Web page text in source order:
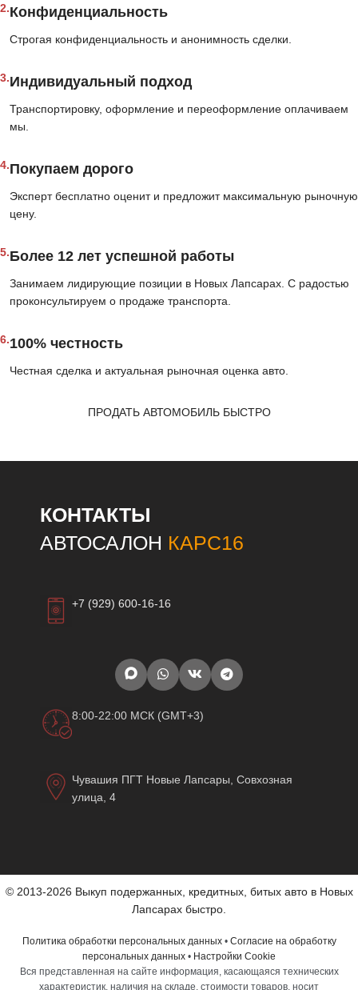
2.Конфиденциальность
Строгая конфиденциальность и анонимность сделки.
3.Индивидуальный подход
Транспортировку, оформление и переоформление оплачиваем
мы.
4.Покупаем дорого
Эксперт бесплатно оценит и предложит максимальную рыночную
цену.
5.Более 12 лет успешной работы
Занимаем лидирующие позиции в Новых Лапсарах. С радостью
проконсультируем о продаже транспорта.
6.100% честность
Честная сделка и актуальная рыночная оценка авто.
ПРОДАТЬ АВТОМОБИЛЬ БЫСТРО
КОНТАКТЫ
АВТОСАЛОН КАРС16
+7 (929) 600-16-16
8:00-22:00 МСК (GMT+3)
Чувашия ПГТ Новые Лапсары, Совхозная
улица, 4
© 2013-2026 Выкуп подержанных, кредитных, битых авто в Новых
Лапсарах быстро.
Политика обработки персональных данных• Согласие на обработку
персональных данных • Настройки Cookie
Вся представленная на сайте информация, касающаяся технических
характеристик, наличия на складе, стоимости товаров, носит